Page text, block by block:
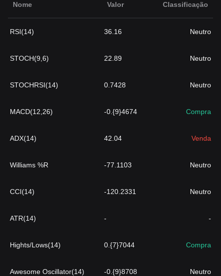
Nome Valor Classificação
RSI(14) 36.16 Neutro
STOCH(9,6) 22.89 Neutro
STOCHRSI(14) 0.7428 Neutro
MACD(12,26) -0.{9}4674 Compra
ADX(14) 42.04 Venda
Williams %R -77.1103 Neutro
CCI(14) -120.2331 Neutro
ATR(14) - -
Hights/Lows(14) 0.{7}7044 Compra
Awesome Oscillator(14) -0.{9}8708 Neutro